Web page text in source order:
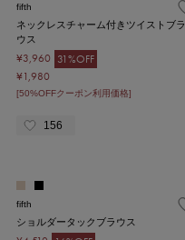
fifth
ネックレスチャーム付きツイストブラ
ウス
¥3,960 31%OFF
¥1,980
[50%OFFクーポン利用価格]
156
fifth
ショルダータックブラウス